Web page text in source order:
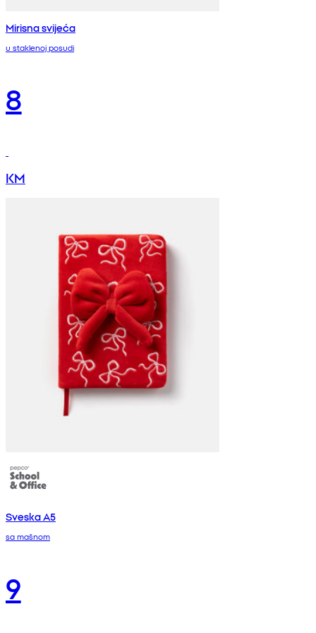
Mirisna svijeća
u staklenoj posudi
8
KM
Sveska A5
sa mašnom
9